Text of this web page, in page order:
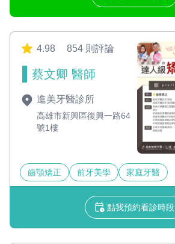
4.98 854 則評論
蔡文卿 醫師
進美牙醫診所
高雄市新興區復興一路64
號1樓
齒顎矯正 前牙美學 家庭牙醫
點我預約看診時段